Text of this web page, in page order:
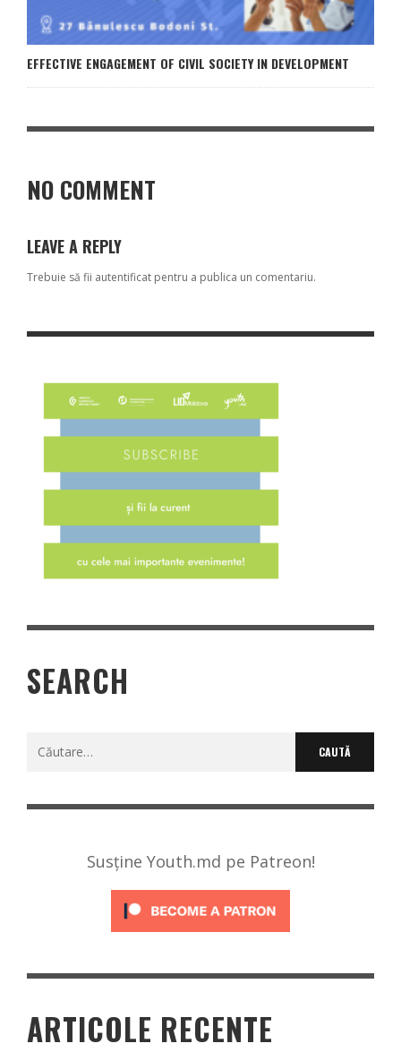
EFFECTIVE ENGAGEMENT OF CIVIL SOCIETY IN DEVELOPMENT
NO COMMENT
LEAVE A REPLY
Trebuie să fii autentificat pentru a publica un comentariu.
SEARCH
Susține Youth.md pe Patreon!
ARTICOLE RECENTE